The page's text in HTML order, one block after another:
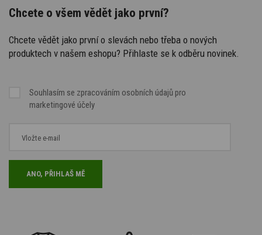
Chcete o všem vědět jako první?
Chcete vědět jako první o slevách nebo třeba o nových
produktech v našem eshopu? Přihlaste se k odběru novinek.
Souhlasím se zpracováním osobních údajů pro
marketingové účely